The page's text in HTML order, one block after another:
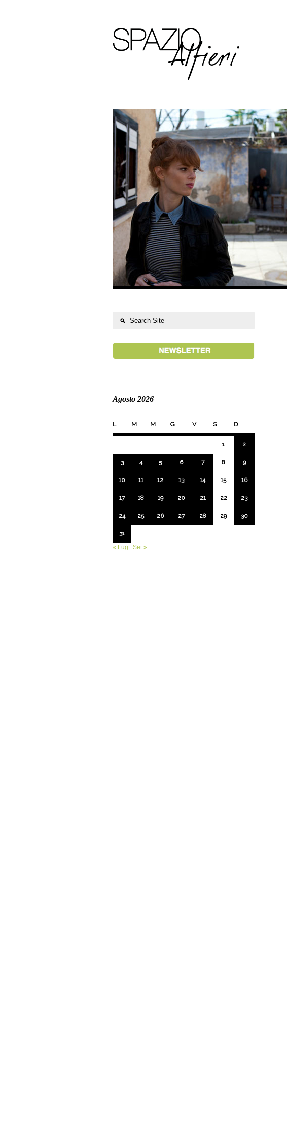
Agosto 2026
L M M G V S D
1 2
3 4 5 6 7 8 9
10 11 12 13 14 15 16
17 18 19 20 21 22 23
24 25 26 27 28 29 30
31
« Lug
Set »